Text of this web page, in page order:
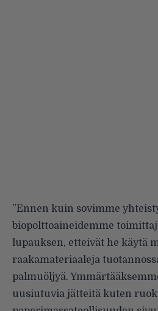
”Ennen kuin sovimme
biopolttoaineidemme
lupauksen, etteivät he käytä
raakamateriaaleja
palmuöljyä.
uusiutuvia jätteitä kuten